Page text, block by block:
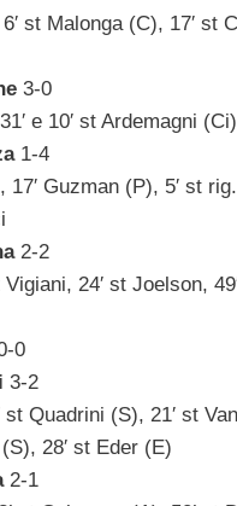
st Malonga (C), 17′ st
3-0
e 10′ st Ardemagni (Ci)
1-4
17′ Guzman (P), 5′ st
2-2
Vigiani, 24′ st Joelson,
0
3-2
st Quadrini (S), 21′ st
28′ st Eder (E)
2-1